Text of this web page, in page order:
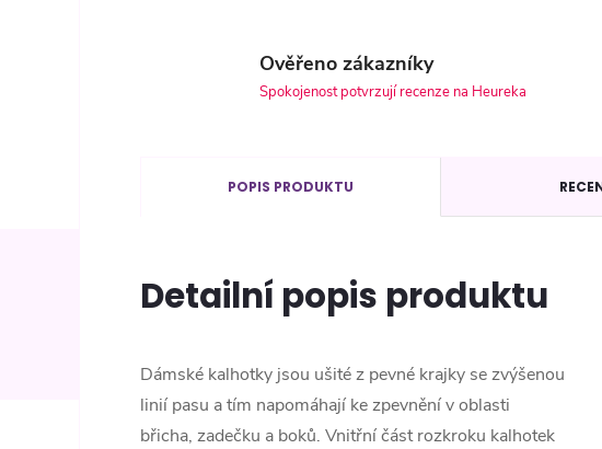
Ověřeno zákazníky
Spokojenost potvrzují recenze na Heureka
POPIS PRODUKTU
Detailní popis produktu
Dámské kalhotky jsou ušité z pevné krajky se zvýšenou
linií pasu a tím napomáhají ke zpevnění v oblasti
břicha, zadečku a boků. Vnitřní část rozkroku kalhotek